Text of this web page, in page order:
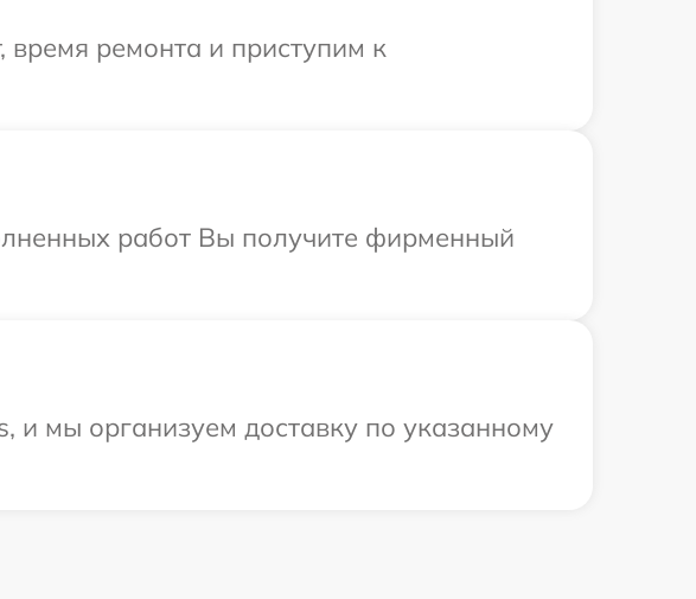
время ремонта и приступим к
работ Вы получите фирменный
мы организуем доставку по указанному